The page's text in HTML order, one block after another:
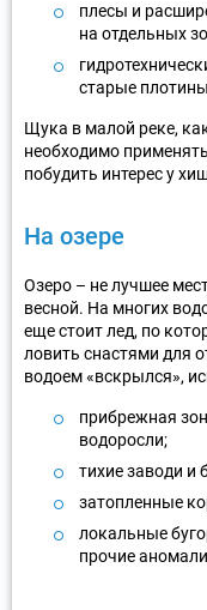
плесы и
на отдельных
старые
Щука в малой реке,
необходимо
побудить интерес у
На озере
Озеро – не лучшее
весной. На многих
еще стоит лед, по
ловить снастями для
водоем «вскрылся»,
прибрежная
водоросли;
тихие заводи и
затопленные
локальные
прочие